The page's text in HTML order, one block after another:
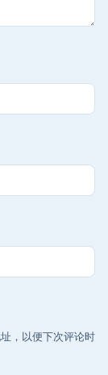
，以便下次评论时